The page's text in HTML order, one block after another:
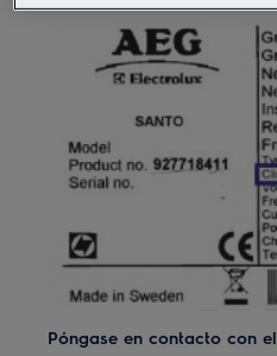
Póngase en contacto con